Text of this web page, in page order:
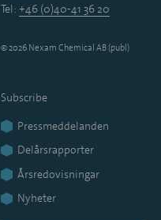
Tel: +46 (0)40-41 36 20
© 2026 Nexam Chemical AB (publ)
Subscribe
Pressmeddelanden
Delårsrapporter
Årsredovisningar
Nyheter